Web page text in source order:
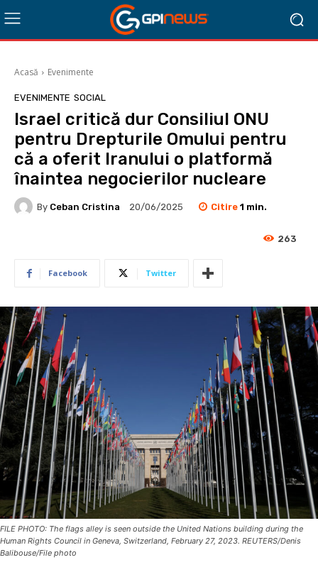
Acasă Evenimente
EVENIMENTE SOCIAL
Israel critică dur Consiliul ONU
pentru Drepturile Omului pentru
că a oferit Iranului o platformă
înaintea negocierilor nucleare
By Ceban Cristina 20/06/2025 Citire 1 min.
263
Facebook Twitter
FILE PHOTO: The flags alley is seen outside the United Nations building during the
Human Rights Council in Geneva, Switzerland, February 27, 2023. REUTERS/Denis
Balibouse/File photo